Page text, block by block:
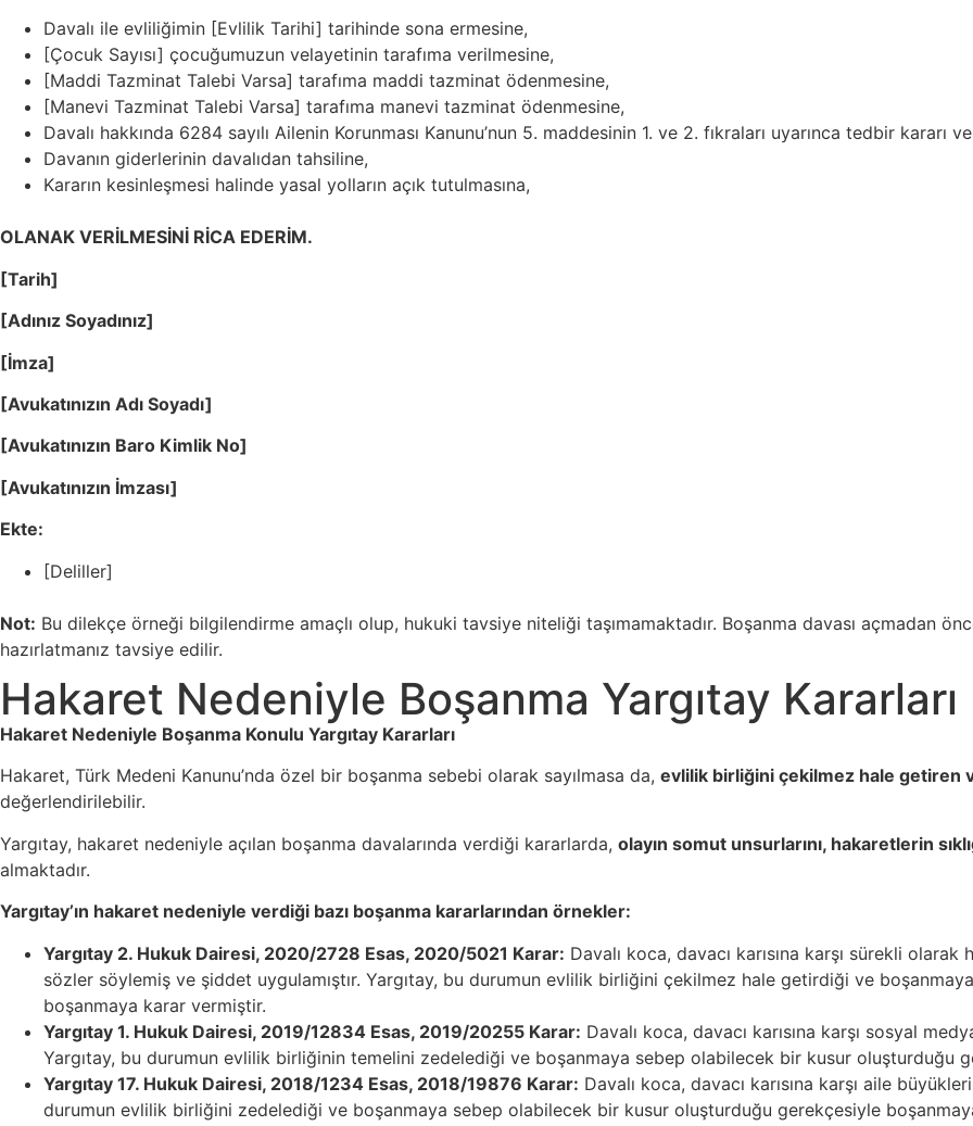
Davalı ile evliliğimin [Evlilik Tarihi] tarihinde sona ermesine,
[Çocuk Sayısı] çocuğumuzun velayetinin tarafıma verilmesine,
[Maddi Tazminat Talebi Varsa] tarafıma maddi tazminat ödenmesine,
[Manevi Tazminat Talebi Varsa] tarafıma manevi tazminat ödenmesine,
Davalı hakkında 6284 sayılı Ailenin Korunması Kanunu’nun 5. maddesinin 1. ve 2. fıkraları uyarınca tedbir kararı
Davanın giderlerinin davalıdan tahsiline,
Kararın kesinleşmesi halinde yasal yolların açık tutulmasına,
OLANAK VERİLMESİNİ RİCA EDERİM.
[Tarih]
[Adınız Soyadınız]
[İmza]
[Avukatınızın Adı Soyadı]
[Avukatınızın Baro Kimlik No]
[Avukatınızın İmzası]
Ekte:
[Deliller]
Not: Bu dilekçe örneği bilgilendirme amaçlı olup, hukuki tavsiye niteliği taşımamaktadır. Boşanma davası açmadan
hazırlatmanız tavsiye edilir.
Hakaret Nedeniyle Boşanma Yargıtay Kararları
Hakaret Nedeniyle Boşanma Konulu Yargıtay Kararları
Hakaret, Türk Medeni Kanunu’nda özel bir boşanma sebebi olarak sayılmasa da, evlilik birliğini çekilmez hale getiren
değerlendirilebilir.
Yargıtay, hakaret nedeniyle açılan boşanma davalarında verdiği kararlarda, olayın somut unsurlarını, hakaretlerin
almaktadır.
Yargıtay’ın hakaret nedeniyle verdiği bazı boşanma kararlarından örnekler:
Yargıtay 2. Hukuk Dairesi, 2020/2728 Esas, 2020/5021 Karar: Davalı koca, davacı karısına karşı sürekli
sözler söylemiş ve şiddet uygulamıştır. Yargıtay, bu durumun evlilik birliğini çekilmez hale getirdiği ve
boşanmaya karar vermiştir.
Yargıtay 1. Hukuk Dairesi, 2019/12834 Esas, 2019/20255 Karar: Davalı koca, davacı karısına karşı sosyal
Yargıtay, bu durumun evlilik birliğinin temelini zedelediği ve boşanmaya sebep olabilecek bir kusur oluşturduğu
Yargıtay 17. Hukuk Dairesi, 2018/1234 Esas, 2018/19876 Karar: Davalı koca, davacı karısına karşı aile
durumun evlilik birliğini zedelediği ve boşanmaya sebep olabilecek bir kusur oluşturduğu gerekçesiyle